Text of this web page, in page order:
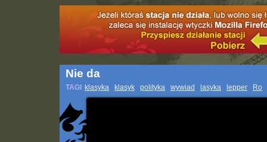
Nie da
TAGI klasyka klasyk polityka wywiad lasyka lepper Ro